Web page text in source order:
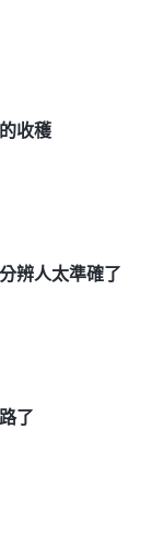
什麽也不願意
追求真理啊，
己無關，自己
也没用，也不
就是個倒霉
』你看看，他
像泄了氣的皮
于追求真理・
情形。我認為
足的皮球一樣
倒霉運氣不
工作也没有心
上層帶領讓我
但我也能從神
教會的帶領執
收穫
辨人太準確了
了